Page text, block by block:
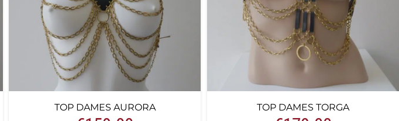
TOP DAMES AURORA TOP DAMES TORGA